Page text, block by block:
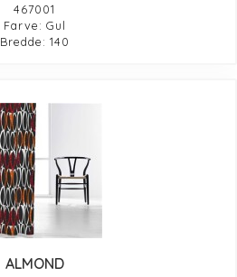
467001
Farve: Gul
Bredde: 140
ALMOND